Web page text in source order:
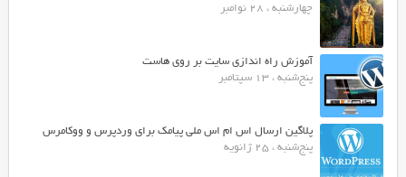
چهارشنبه ، 28 نوامبر
آموزش راه اندازی سایت بر روی هاست
پنج‌شنبه ، 13 سپتامبر
پلاگین ارسال اس ام اس ملی پیامک برای وردپرس و ووکامرس
پنج‌شنبه ، 25 ژانویه